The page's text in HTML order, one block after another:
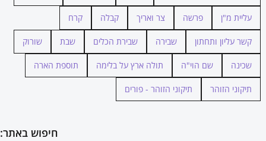
עליית מ"ן פרשה צר ואריך קבלה קרח
קשר עליון ותחתון שבירה שבירת הכלים שבת שורוק
שכינה שם הוי"ה תולה ארץ על בלימה תוספת הארה
תיקוני הזוהר תיקוני הזוהר - פורים
חיפוש באתר: